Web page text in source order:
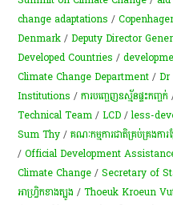
change adaptations /
Denmark /Deputy Director
Developed Countries /
Climate Change Department /
Institutions /ការបញ្ចេញ​ឧស្ម័ន​ផ្ទះ​កញ្ចក់​
Technical Team /LCD /less-
Sum Thy /គណៈកម្មការជាតិគ្រប់គ្រងកា
/Official Development
Climate Change /Secretary of
អាហ្វ្រិកខាងត្បូង /Thoeuk Kroeun